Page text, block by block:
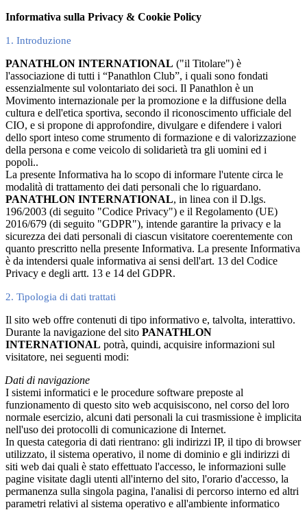
Informativa sulla Privacy & Cookie Policy
1. Introduzione
PANATHLON INTERNATIONAL ("il Titolare") è
l'associazione di tutti i “Panathlon Club”, i quali sono fondati
essenzialmente sul volontariato dei soci. Il Panathlon è un
Movimento internazionale per la promozione e la diffusione della
cultura e dell'etica sportiva, secondo il riconoscimento ufficiale del
CIO, e si propone di approfondire, divulgare e difendere i valori
dello sport inteso come strumento di formazione e di valorizzazione
della persona e come veicolo di solidarietà tra gli uomini ed i
popoli..
La presente Informativa ha lo scopo di informare l'utente circa le
modalità di trattamento dei dati personali che lo riguardano.
PANATHLON INTERNATIONAL, in linea con il D.lgs.
196/2003 (di seguito "Codice Privacy") e il Regolamento (UE)
2016/679 (di seguito "GDPR"), intende garantire la privacy e la
sicurezza dei dati personali di ciascun visitatore coerentemente con
quanto prescritto nella presente Informativa. La presente Informativa
è da intendersi quale informativa ai sensi dell'art. 13 del Codice
Privacy e degli artt. 13 e 14 del GDPR.
2. Tipologia di dati trattati
Il sito web offre contenuti di tipo informativo e, talvolta, interattivo.
Durante la navigazione del sito PANATHLON
INTERNATIONAL potrà, quindi, acquisire informazioni sul
visitatore, nei seguenti modi:
Dati di navigazione
I sistemi informatici e le procedure software preposte al
funzionamento di questo sito web acquisiscono, nel corso del loro
normale esercizio, alcuni dati personali la cui trasmissione è implicita
nell'uso dei protocolli di comunicazione di Internet.
In questa categoria di dati rientrano: gli indirizzi IP, il tipo di browser
utilizzato, il sistema operativo, il nome di dominio e gli indirizzi di
siti web dai quali è stato effettuato l'accesso, le informazioni sulle
pagine visitate dagli utenti all'interno del sito, l'orario d'accesso, la
permanenza sulla singola pagina, l'analisi di percorso interno ed altri
parametri relativi al sistema operativo e all'ambiente informatico